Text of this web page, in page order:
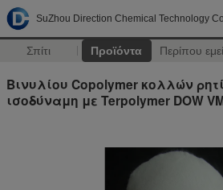
SuZhou Direction Chemical Technology
Σπίτι Προϊόντα Περίπου
Βινυλίου Copolymer κολλών
ισοδύναμη με Terpolymer DOW